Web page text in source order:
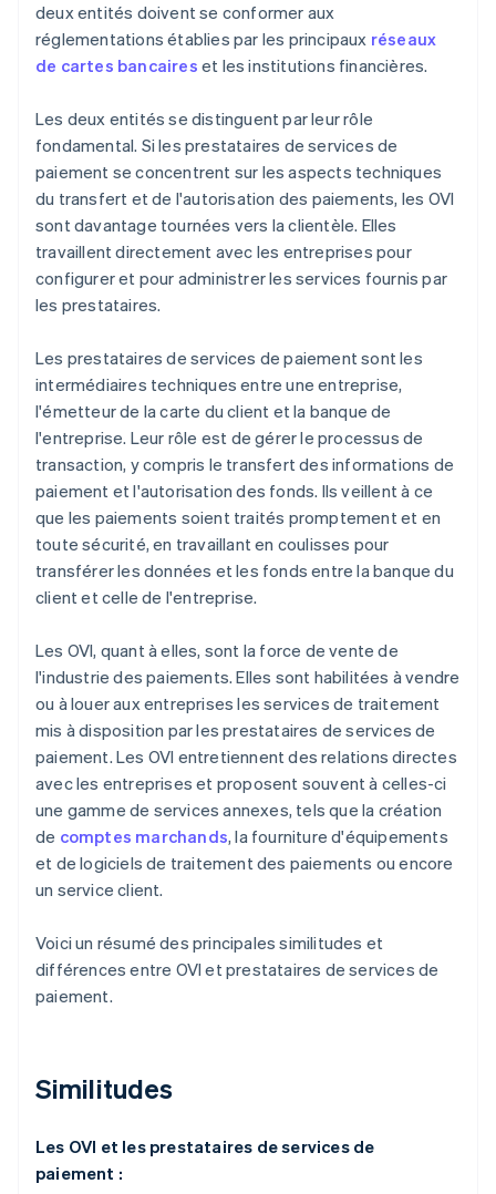
deux entités doivent se conformer aux
réglementations établies par les principaux réseaux
de cartes bancaires et les institutions financières.
Les deux entités se distinguent par leur rôle
fondamental. Si les prestataires de services de
paiement se concentrent sur les aspects techniques
du transfert et de l'autorisation des paiements, les OVI
sont davantage tournées vers la clientèle. Elles
travaillent directement avec les entreprises pour
configurer et pour administrer les services fournis par
les prestataires.
Les prestataires de services de paiement sont les
intermédiaires techniques entre une entreprise,
l'émetteur de la carte du client et la banque de
l'entreprise. Leur rôle est de gérer le processus de
transaction, y compris le transfert des informations de
paiement et l'autorisation des fonds. Ils veillent à ce
que les paiements soient traités promptement et en
toute sécurité, en travaillant en coulisses pour
transférer les données et les fonds entre la banque du
client et celle de l'entreprise.
Les OVI, quant à elles, sont la force de vente de
l'industrie des paiements. Elles sont habilitées à vendre
ou à louer aux entreprises les services de traitement
mis à disposition par les prestataires de services de
paiement. Les OVI entretiennent des relations directes
avec les entreprises et proposent souvent à celles-ci
une gamme de services annexes, tels que la création
de comptes marchands, la fourniture d'équipements
et de logiciels de traitement des paiements ou encore
un service client.
Voici un résumé des principales similitudes et
différences entre OVI et prestataires de services de
paiement.
Similitudes
Les OVI et les prestataires de services de
paiement :